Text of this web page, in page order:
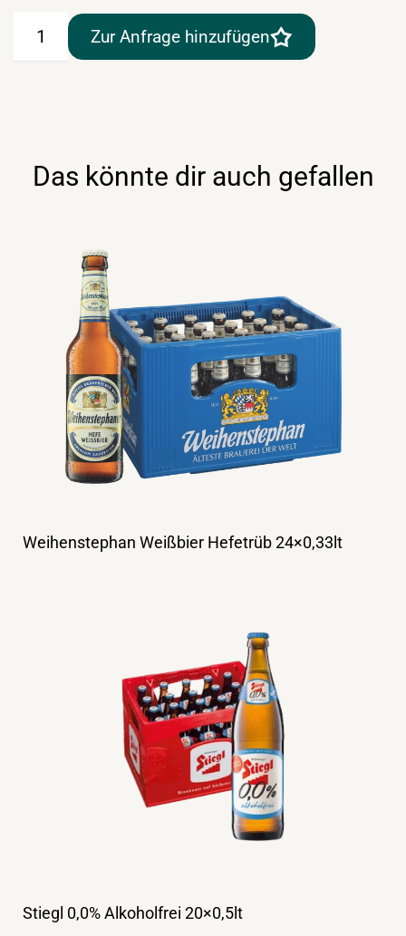
Eggenberg
Zur Anfrage hinzufügen
Das könnte dir auch gefallen
Weihenstephan Weißbier Hefetrüb 24×0,33lt
Stiegl 0,0% Alkoholfrei 20×0,5lt